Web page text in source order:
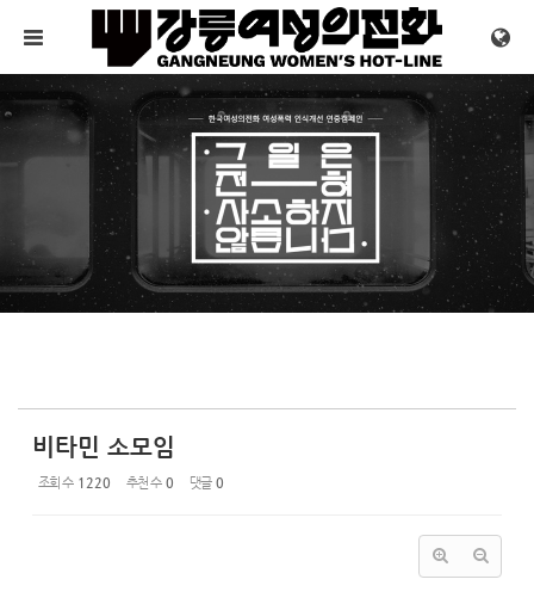
메뉴 건너뛰기
비타민 소모임
조회 수 1220 추천 수 0 댓글 0